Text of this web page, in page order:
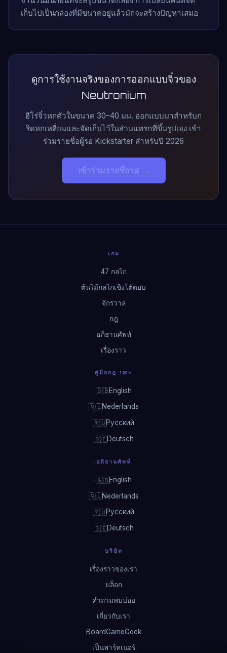
เก็บไปเป็นกล่องที่มีขนาดอยู่แล้วมักจะสร้างปัญหาเสมอ
ดูการใช้งานจริงของการออกแบบจิ๋วของ
Neutronium
ฮีโร่จิ๋วหกตัวในขนาด 30–40 มม. ออกแบบมาสำหรับก
ริดหกเหลี่ยมและจัดเก็บไว้ในส่วนแทรกที่ขึ้นรูปเอง เข้า
ร่วมรายชื่อผู้รอ Kickstarter สำหรับปี 2026
เข้าร่วมรายชื่อรอ →
เกม
47 กลไก
ต้นไม้กลไกเชิงโต้ตอบ
จักรวาล
กฎ
อภิธานศัพท์
เรื่องราว
คู่มือกฎ 12+
🇬🇧English
🇳🇱Nederlands
🇷🇺Русский
🇩🇪Deutsch
อภิธานศัพท์
🇬🇧English
🇳🇱Nederlands
🇷🇺Русский
🇩🇪Deutsch
บริษัท
เรื่องราวของเรา
บล็อก
คำถามพบบ่อย
เกี่ยวกับเรา
BoardGameGeek
เป็นพาร์ทเนอร์